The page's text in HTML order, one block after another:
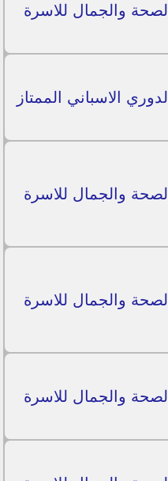
الصحة والجمال للاسرة
الدوري الاسباني الممتاز
الصحة والجمال للاسرة
الصحة والجمال للاسرة
الصحة والجمال للاسرة